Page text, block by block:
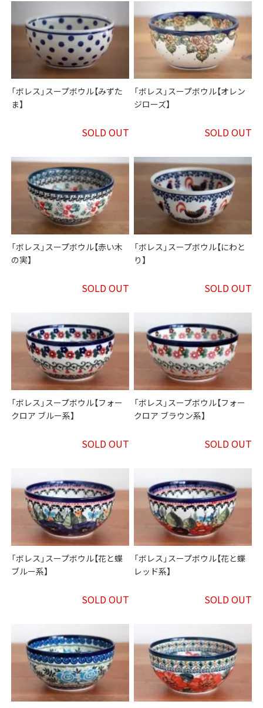
「ボレス」スープボウル【みずた
ま】
SOLD OUT
「ボレス」スープボウル【オレン
ジローズ】
SOLD OUT
「ボレス」スープボウル【赤い木
の実】
SOLD OUT
「ボレス」スープボウル【にわと
り】
SOLD OUT
「ボレス」スープボウル【フォー
クロア ブルー系】
SOLD OUT
「ボレス」スープボウル【フォー
クロア ブラウン系】
SOLD OUT
「ボレス」スープボウル【花と蝶
ブルー系】
SOLD OUT
「ボレス」スープボウル【花と蝶
レッド系】
SOLD OUT